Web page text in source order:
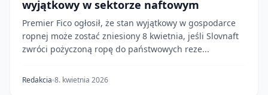
wyjątkowy w sektorze naftowym
Premier Fico ogłosił, że stan wyjątkowy w gospodarce
ropnej może zostać zniesiony 8 kwietnia, jeśli Slovnaft
zwróci pożyczoną ropę do państwowych reze...
Redakcia 8. kwietnia 2026